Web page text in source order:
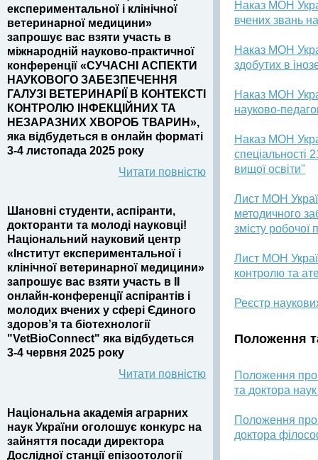
Наказ МОН
вчених звань
Наказ МОН
здобутих в
Наказ МОН
науково-
Наказ МОН
спеціальності
вищої освіти"
Лист МОН
методичного
змісту робочої
Лист МОН
контролю та
Реєстр
Положення
Положення про
та доктора
Положення про
доктора
експериментальної і клінічної
ветеринарної медицини»
запрошує вас взяти участь в
міжнародній науково-практичної
конференції «СУЧАСНІ АСПЕКТИ
НАУКОВОГО ЗАБЕЗПЕЧЕННЯ
ГАЛУЗІ ВЕТЕРИНАРІЇ В КОНТЕКСТІ
КОНТРОЛЮ ІНФЕКЦІЙНИХ ТА
НЕЗАРАЗНИХ ХВОРОБ ТВАРИН»,
яка відбудеться в онлайн форматі
3-4 листопада 2025 року
Читати повністю
Шановні студенти, аспіранти,
докторанти та молоді науковці!
Національний науковий центр
«Інститут експериментальної і
клінічної ветеринарної медицини»
запрошує вас взяти участь в II
онлайн-конференції аспірантів і
молодих вчених у сфері Єдиного
здоров’я та біотехнології
"VetBioConnect" яка відбудеться
3-4 червня 2025 року
Читати повністю
Національна академія аграрних
наук України оголошує конкурс на
зайняття посади директора
Дослідної станції епізоотології